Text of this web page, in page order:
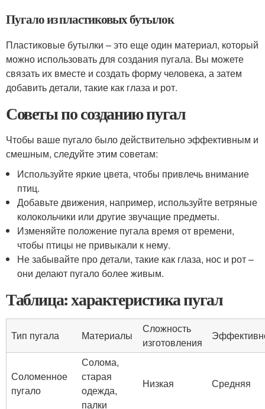
Пугало из пластиковых бутылок
Пластиковые бутылки – это еще один материал, который
можно использовать для создания пугала. Вы можете
связать их вместе и создать форму человека, а затем
добавить детали, такие как глаза и рот.
Советы по созданию пугал
Чтобы ваше пугало было действительно эффективным и
смешным, следуйте этим советам:
Используйте яркие цвета, чтобы привлечь внимание
птиц.
Добавьте движения, например, используйте ветряные
колокольчики или другие звучащие предметы.
Изменяйте положение пугала время от времени,
чтобы птицы не привыкали к нему.
Не забывайте про детали, такие как глаза, нос и рот –
они делают пугало более живым.
Таблица: характеристика пугал
Тип пугала Материалы
Сложность
изготовления
Соломенное
пугало
Солома,
старая
одежда,
палки
Низкая Средняя